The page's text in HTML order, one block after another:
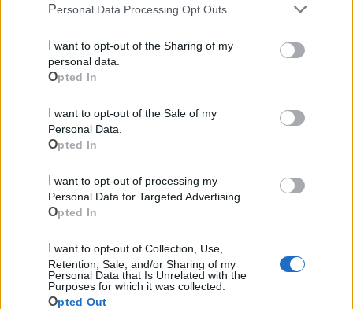
Personal Data Processing Opt Outs
personal data.
Opted In
Personal Data.
Opted In
Personal Data for Targeted Advertising.
Opted In
Retention, Sale, and/or Sharing of my
Personal Data that Is Unrelated with the
Purposes for which it was collected.
Opted Out
Mondo CIA